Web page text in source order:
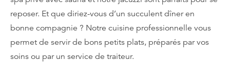
reposer. Et que diriez-vous d’un succulent dîner en
bonne compagnie ? Notre cuisine professionnelle vous
permet de servir de bons petits plats, préparés par vos
soins ou par un service de traiteur.